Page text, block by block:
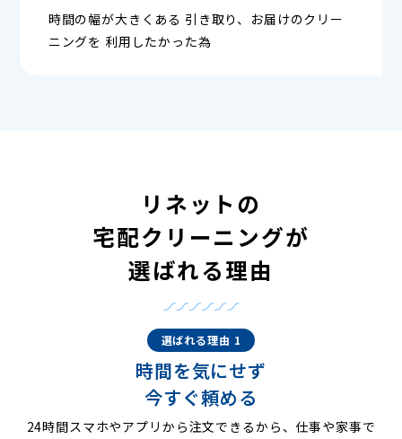
時間の幅が大きくある 引き取り、お届けのクリー
ニングを 利用したかった為
リネットの
宅配クリーニングが
選ばれる理由
選ばれる理由 1
時間を気にせず
今すぐ頼める
24時間スマホやアプリから注文できるから、仕事や家事で